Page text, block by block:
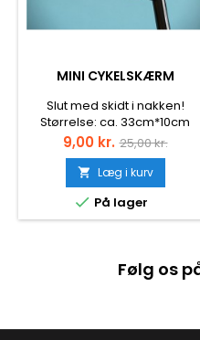
MINI CYKELSKÆRM
Slut med skidt i nakken!
Størrelse: ca. 33cm*10cm
Farve : Assorteret
Pris
9,00 kr. Normalpris
25,00 kr.
 Læg i kurv
 På lager
Følg os